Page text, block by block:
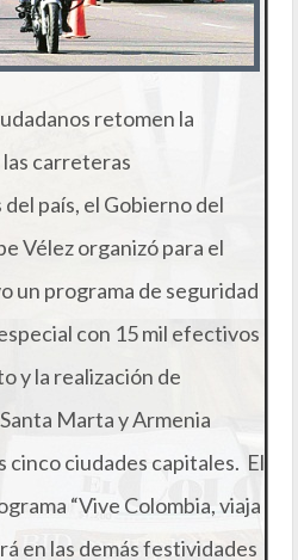
retomen la
carreteras
país, el Gobierno del
Vélez organizó para el
un programa de seguridad
con 15 mil efectivos
y la realización de
Marta y Armenia
cinco ciudades capitales. El
“Vive Colombia, viaja
en las demás festividades